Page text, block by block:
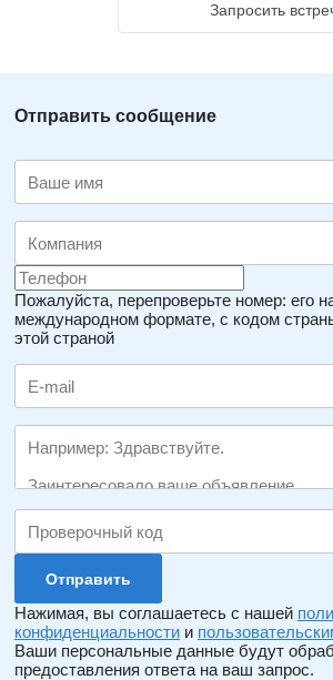
Запросить
Отправить сообщение
Пожалуйста, перепроверьте номер: его
международном формате, с кодом
этой страной
Нажимая, вы соглашаетесь с нашей
конфиденциальности и
Ваши персональные данные будут
предоставления ответа на ваш запрос.